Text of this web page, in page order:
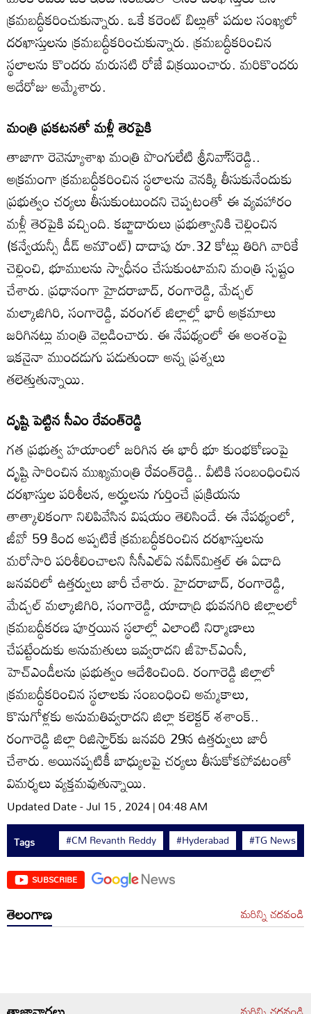
క్రమబద్ధీకరించుకున్నారు. ఒకే కరెంట్‌ బిల్లుతో పదుల సంఖ్యలో
దరఖాస్తులను క్రమబద్ధీకరించుకున్నారు. క్రమబద్ధీకరించిన
స్థలాలను కొందరు మరుసటి రోజే విక్రయించారు. మరికొందరు
అదేరోజు అమ్మేశారు.
మంత్రి ప్రకటనతో మళ్లీ తెరపైకి
తాజాగా రెవెన్యూశాఖ మంత్రి పొంగులేటి శ్రీనివా్‌సరెడ్డి..
అక్రమంగా క్రమబద్ధీకరించిన స్థలాలను వెనక్కి తీసుకునేందుకు
ప్రభుత్వం చర్యలు తీసుకుంటుందని చెప్పటంతో ఈ వ్యవహారం
మళ్లీ తెరపైకి వచ్చింది. కబ్జాదారులు ప్రభుత్వానికి చెల్లించిన
(కన్వేయన్సీ డీడ్‌ అమౌంట్‌) దాదాపు రూ.32 కోట్లు తిరిగి వారికే
చెల్లించి, భూములను స్వాధీనం చేసుకుంటామని మంత్రి స్పష్టం
చేశారు. ప్రధానంగా హైదరాబాద్‌, రంగారెడ్డి, మేడ్చల్‌
మల్కాజిగిరి, సంగారెడ్డి, వరంగల్‌ జిల్లాల్లో భారీ అక్రమాలు
జరిగినట్లు మంత్రి వెల్లడించారు. ఈ నేపథ్యంలో ఈ అంశంపై
ఇకనైనా ముందడుగు పడుతుందా అన్న ప్రశ్నలు
తలెత్తుతున్నాయి.
దృష్టి పెట్టిన సీఎం రేవంత్‌రెడ్డి
గత ప్రభుత్వ హయాంలో జరిగిన ఈ భారీ భూ కుంభకోణంపై
దృష్టి సారించిన ముఖ్యమంత్రి రేవంత్‌రెడ్డి.. వీటికి సంబంధించిన
దరఖాస్తుల పరిశీలన, అర్హులను గుర్తించే ప్రక్రియను
తాత్కాలికంగా నిలిపివేసిన విషయం తెలిసిందే. ఈ నేపథ్యంలో,
జీవో 59 కింద అప్పటికే క్రమబద్ధీకరించిన దరఖాస్తులను
మరోసారి పరిశీలించాలని సీసీఎల్‌ఏ నవీన్‌మిత్తల్‌ ఈ ఏడాది
జనవరిలో ఉత్తర్వులు జారీ చేశారు. హైదరాబాద్‌, రంగారెడ్డి,
మేడ్చల్‌ మల్కాజిగిరి, సంగారెడ్డి, యాదాద్రి భువనగిరి జిల్లాలలో
క్రమబద్ధీకరణ పూర్తయిన స్థలాల్లో ఎలాంటి నిర్మాణాలు
చేపట్టేందుకు అనుమతులు ఇవ్వరాదని జీహెచ్‌ఎంసీ,
హెచ్‌ఎండీలను ప్రభుత్వం ఆదేశించింది. రంగారెడ్డి జిల్లాలో
క్రమబద్ధీకరించిన స్థలాలకు సంబంధించి అమ్మకాలు,
కొనుగోళ్లకు అనుమతివ్వరాదని జిల్లా కలెక్టర్‌ శశాంక్‌..
రంగారెడ్డి జిల్లా రిజిస్ట్రార్‌కు జనవరి 29న ఉత్తర్వులు జారీ
చేశారు. అయినప్పటికీ బాధ్యులపై చర్యలు తీసుకోకపోవటంతో
విమర్శలు వ్యక్తమవుతున్నాయి.
Updated Date - Jul 15 , 2024 | 04:48 AM
Tags #CM Revanth Reddy #Hyderabad #TG News
SUBSCRIBE
తెలంగాణ మరిన్ని చదవండి